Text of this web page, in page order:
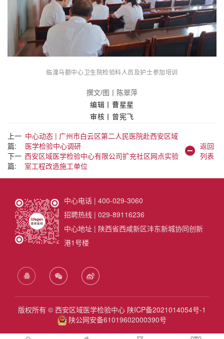
临潼马额中心卫生院检验科人员及护士参加培训
撰文/图丨陈翠萍
编辑丨曹星星
审核丨曾宪飞
上一
篇:
中心动态 | 广州市白云区第二人民医院赴西安区域
医学检验中心调研
下一
篇:
西安区域医学检验中心有限公司扩充社区网点实验
室工程改造施工单位
返回
列表
中心电话 | 400-029-3060
招聘热线 | 029-89116236
中心地址 | 陕西省西咸新区沣东新城协同创新
港1号楼
版权所有 © 西安区域医学检验中心 陕ICP备2021014054号-1
陕公网安备61019602000390号